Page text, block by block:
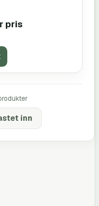
pris
inn